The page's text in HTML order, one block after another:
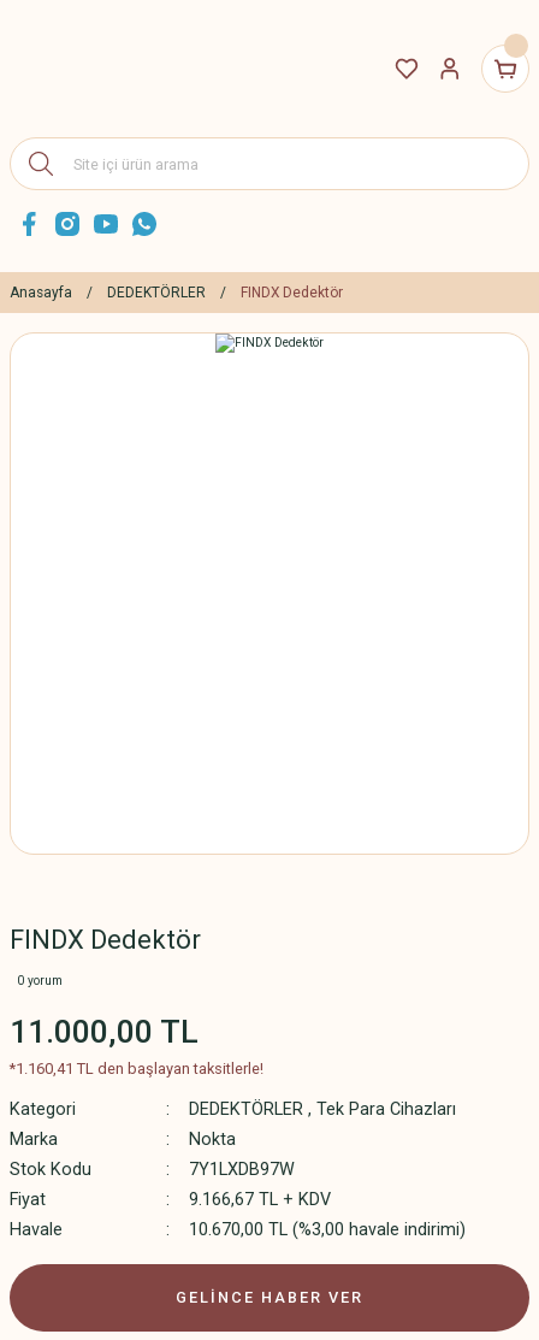
Anasayfa DEDEKTÖRLER FINDX Dedektör
FINDX Dedektör
0 yorum
11.000,00 TL
*1.160,41 TL den başlayan taksitlerle!
Kategori DEDEKTÖRLER , Tek Para Cihazları
Marka
Nokta
Stok Kodu
7Y1LXDB97W
Fiyat
9.166,67 TL + KDV
Havale
10.670,00 TL (%3,00 havale indirimi)
GELİNCE HABER VER